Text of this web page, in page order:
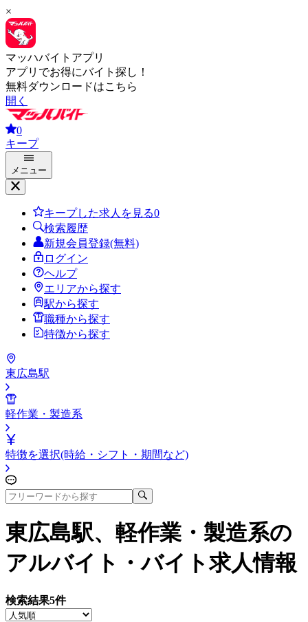
×
マッハバイトアプリ
アプリでお得にバイト探し！
無料ダウンロードはこちら
開く
0
キープ
メニュー
キープした求人を見る0
検索履歴
新規会員登録(無料)
ログイン
ヘルプ
エリアから探す
駅から探す
職種から探す
特徴から探す
東広島駅
軽作業・製造系
特徴を選択(時給・シフト・期間など)
東広島駅、軽作業・製造系の
アルバイト・バイト求人情報
検索結果5件